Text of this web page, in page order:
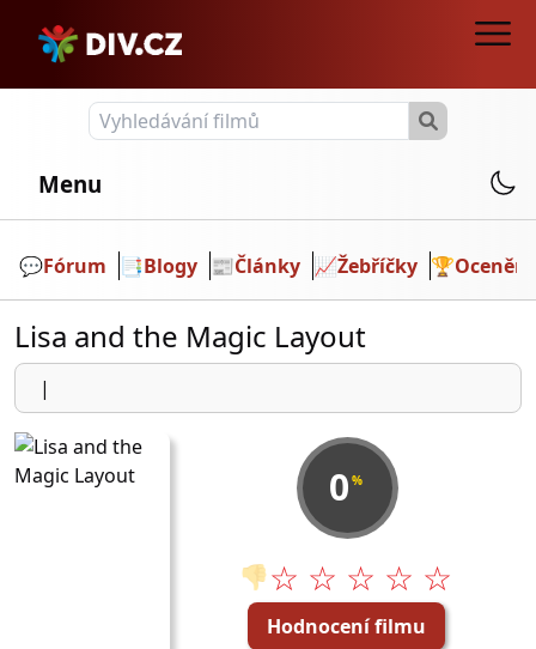
Menu
💬️Fórum 📑Blogy 📰Články 📈Žebříčky 🏆Ocenění
Lisa and the Magic Layout
|
0 %
👎☆ ☆ ☆ ☆ ☆
Hodnocení filmu